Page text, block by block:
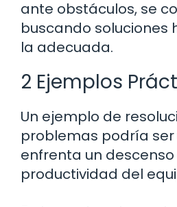
ante obstáculos, se
buscando soluciones
la adecuada.
2 Ejemplos
Un ejemplo de
problemas podría
enfrenta un descenso
productividad del